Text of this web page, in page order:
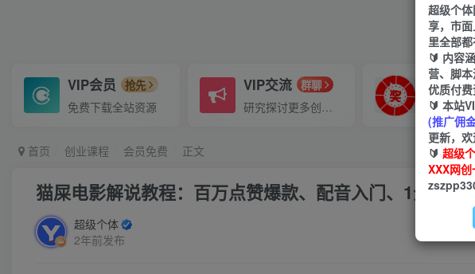
VIP会员 抢先
免费下载全站资源
VIP交流 群聊
研究探讨更多创业项目路子。 会员专属
首页 创业课程 会员免费 正文
猫屎电影解说教程：百万点赞爆款、配音入门、1分钟
超级个体
2年前发布
超级个
享，市
里全部都
🔰 内容
营、脚
优质付费
🔰 本站
(推广佣
更新，欢
🔰 超级
XXX网创